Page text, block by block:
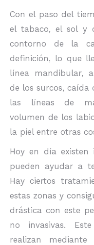
Con el paso del
el tabaco, el sol y
contorno de la
definición, lo que
línea mandibular,
de los surcos, caída
las líneas de
volumen de los
la piel entre otras
Hoy en día existen
pueden ayudar a
Hay ciertos
estas zonas y
drástica con este
no invasivas.
realizan mediante